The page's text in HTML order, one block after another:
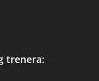
trenera: